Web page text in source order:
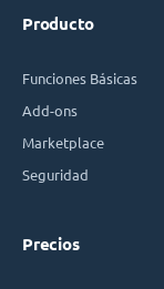
Producto
Funciones Básicas
Add-ons
Marketplace
Seguridad
Precios